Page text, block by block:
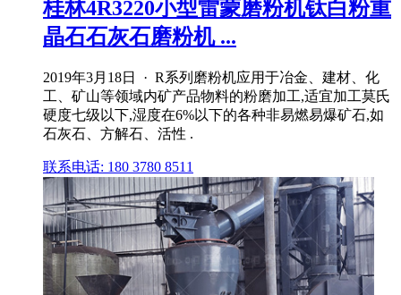
桂林4R3220小型雷蒙磨粉机钛白粉重
晶石石灰石磨粉机 ...
2019年3月18日 · R系列磨粉机应用于冶金、建材、化
工、矿山等领域内矿产品物料的粉磨加工,适宜加工莫氏
硬度七级以下,湿度在6%以下的各种非易燃易爆矿石,如
石灰石、方解石、活性 .
联系电话: 180 3780 8511